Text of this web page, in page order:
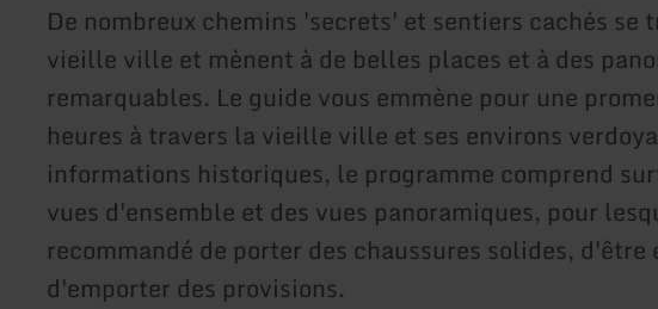
De nombreux chemins 'secrets' et sentiers cachés se
vieille ville et mènent à de belles places et à des
remarquables. Le guide vous emmène pour une
heures à travers la vieille ville et ses environs
informations historiques, le programme comprend
vues d'ensemble et des vues panoramiques, pour
recommandé de porter des chaussures solides, d'être
d'emporter des provisions.